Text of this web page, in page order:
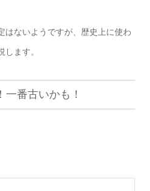
はないようですが、歴史上に使わ
ます。
一番古いかも！